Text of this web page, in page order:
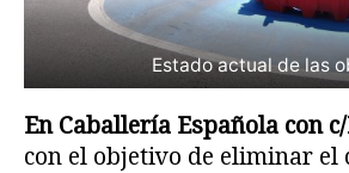
Estado actual de las
En Caballería Española con
con el objetivo de eliminar el